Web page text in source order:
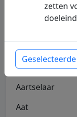
Aannemer
Aarschot
Aartselaar
Aat
zetten